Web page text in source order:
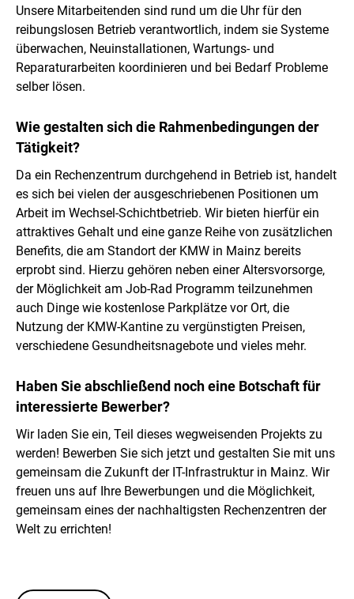
Unsere Mitarbeitenden sind rund um die Uhr für den
reibungslosen Betrieb verantwortlich, indem sie Systeme
überwachen, Neuinstallationen, Wartungs- und
Reparaturarbeiten koordinieren und bei Bedarf Probleme
selber lösen.
Wie gestalten sich die Rahmenbedingungen der
Tätigkeit?
Da ein Rechenzentrum durchgehend in Betrieb ist, handelt
es sich bei vielen der ausgeschriebenen Positionen um
Arbeit im Wechsel-Schichtbetrieb. Wir bieten hierfür ein
attraktives Gehalt und eine ganze Reihe von zusätzlichen
Benefits, die am Standort der KMW in Mainz bereits
erprobt sind. Hierzu gehören neben einer Altersvorsorge,
der Möglichkeit am Job-Rad Programm teilzunehmen
auch Dinge wie kostenlose Parkplätze vor Ort, die
Nutzung der KMW-Kantine zu vergünstigten Preisen,
verschiedene Gesundheitsnagebote und vieles mehr.
Haben Sie abschließend noch eine Botschaft für
interessierte Bewerber?
Wir laden Sie ein, Teil dieses wegweisenden Projekts zu
werden! Bewerben Sie sich jetzt und gestalten Sie mit uns
gemeinsam die Zukunft der IT-Infrastruktur in Mainz. Wir
freuen uns auf Ihre Bewerbungen und die Möglichkeit,
gemeinsam eines der nachhaltigsten Rechenzentren der
Welt zu errichten!